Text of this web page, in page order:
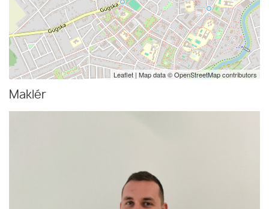
Leaflet | Map data ©OpenStreetMapcontributors
Maklér